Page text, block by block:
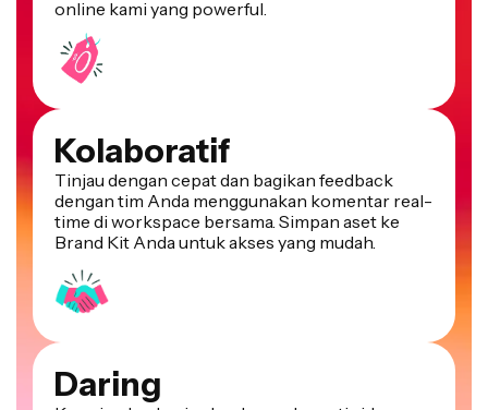
Kolaboratif
Tinjau dengan cepat dan bagikan feedback
dengan tim Anda menggunakan komentar real-
time di workspace bersama. Simpan aset ke
Brand Kit Anda untuk akses yang mudah.
Daring
Kapwing berbasis cloud, yang berarti video